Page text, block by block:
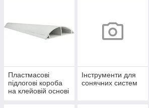
Пластмасові
підлогові короба
на клейовій основі
Інструменти для
сонячних систем